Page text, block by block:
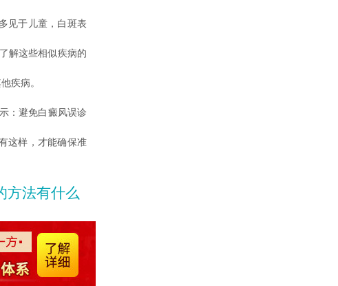
见于儿童，白斑表
解这些相似疾病的
疾病。
：避免白癜风误诊
这样，才能确保准
方法有什么